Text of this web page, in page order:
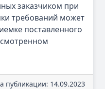
заказчиком при
требований может
поставленного
публикации: 14.09.2023